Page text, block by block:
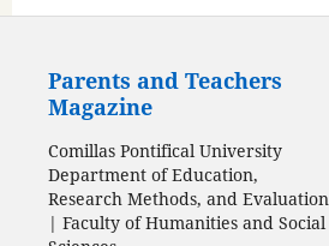
Parents and Teachers
Magazine
Comillas Pontifical University
Department of Education,
Research Methods, and Evaluation
| Faculty of Humanities and Social